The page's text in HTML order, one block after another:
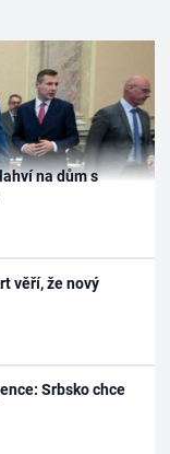
na dům s
věří, že nový
Srbsko chce